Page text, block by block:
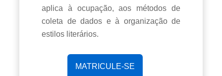
aplica à ocupação, aos métodos de
coleta de dados e à organização de
estilos literários.
MATRICULE-SE